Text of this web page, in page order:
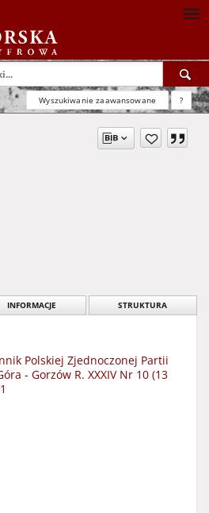
Wyszukiwanie zaawansowane ?
INFORMACJE STRUKTURA
Polskiej Zjednoczonej Partii
- Gorzów R. XXXIV Nr 10 (13